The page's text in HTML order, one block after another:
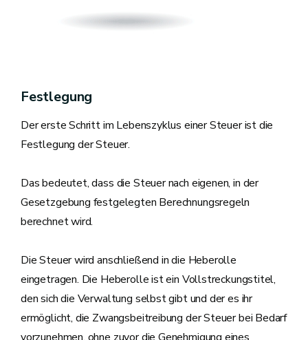
Festlegung
Der erste Schritt im Lebenszyklus einer Steuer ist die
Festlegung der Steuer.
Das bedeutet, dass die Steuer nach eigenen, in der
Gesetzgebung festgelegten Berechnungsregeln
berechnet wird.
Die Steuer wird anschließend in die Heberolle
eingetragen. Die Heberolle ist ein Vollstreckungstitel,
den sich die Verwaltung selbst gibt und der es ihr
ermöglicht, die Zwangsbeitreibung der Steuer bei Bedarf